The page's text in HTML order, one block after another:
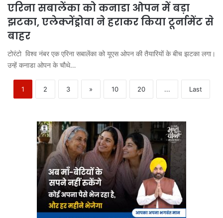
एरिना सबालेंका को कनाडा ओपन में बड़ा
झटका, एलेक्जेंड्रोवा ने हराकर किया टूर्नामेंट से
बाहर
टोरंटो विश्व नंबर एक एरिना सबालेंका को यूएस ओपन की तैयारियों के बीच झटका लगा।
उन्हें कनाडा ओपन के चौथे…
1 2 3 » 10 20 ... Last